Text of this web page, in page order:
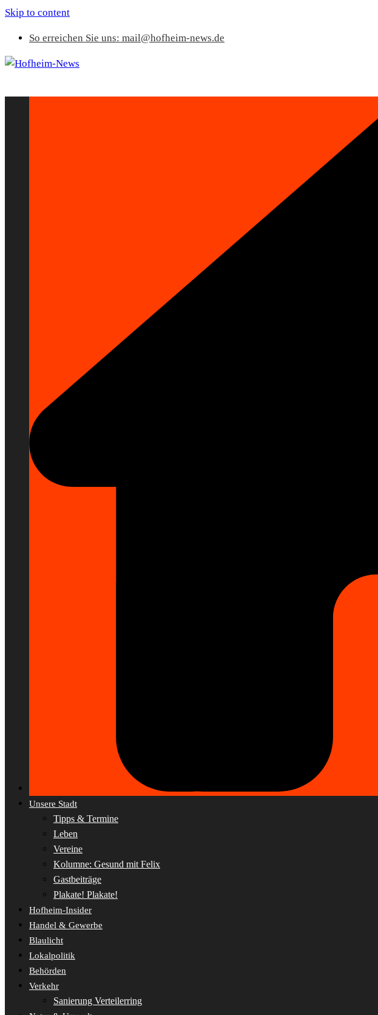
Skip to content
So erreichen Sie uns: mail@hofheim-news.de
Unsere Stadt
Tipps & Termine
Leben
Vereine
Kolumne: Gesund mit Felix
Gastbeiträge
Plakate! Plakate!
Hofheim-Insider
Handel & Gewerbe
Blaulicht
Lokalpolitik
Behörden
Verkehr
Sanierung Verteilerring